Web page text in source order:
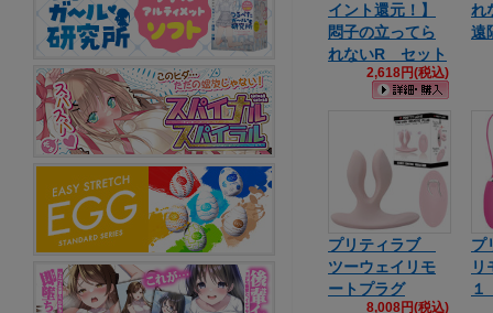
イント還元！】
悶子の立ってら
れないR セット
2,618円(税込)
れ
遠
プリティラブ
ツーウェイリモ
ートプラグ
8,008円(税込)
プ
リ